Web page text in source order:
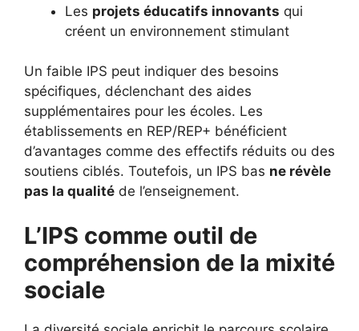
Les projets éducatifs innovants qui
créent un environnement stimulant
Un faible IPS peut indiquer des besoins
spécifiques, déclenchant des aides
supplémentaires pour les écoles. Les
établissements en REP/REP+ bénéficient
d’avantages comme des effectifs réduits ou des
soutiens ciblés. Toutefois, un IPS bas ne révèle
pas la qualité de l’enseignement.
L’IPS comme outil de
compréhension de la mixité
sociale